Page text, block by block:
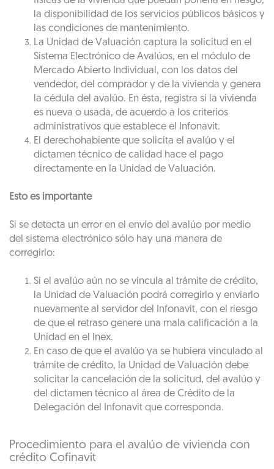
la disponibilidad de los servicios públicos básicos y
las condiciones de mantenimiento.
La Unidad de Valuación captura la solicitud en el
Sistema Electrónico de Avalúos, en el módulo de
Mercado Abierto Individual, con los datos del
vendedor, del comprador y de la vivienda y genera
la cédula del avalúo. En ésta, registra si la vivienda
es nueva o usada, de acuerdo a los criterios
administrativos que establece el Infonavit.
El derechohabiente que solicita el avalúo y el
dictamen técnico de calidad hace el pago
directamente en la Unidad de Valuación.
Esto es importante
Si se detecta un error en el envío del avalúo por medio
del sistema electrónico sólo hay una manera de
corregirlo:
Si el avalúo aún no se vincula al trámite de crédito,
la Unidad de Valuación podrá corregirlo y enviarlo
nuevamente al servidor del Infonavit, con el riesgo
de que el retraso genere una mala calificación a la
Unidad en el Inex.
En caso de que el avalúo ya se hubiera vinculado al
trámite de crédito, la Unidad de Valuación debe
solicitar la cancelación de la solicitud, del avalúo y
del dictamen técnico al área de Crédito de la
Delegación del Infonavit que corresponda.
Procedimiento para el avalúo de vivienda con
crédito Cofinavit